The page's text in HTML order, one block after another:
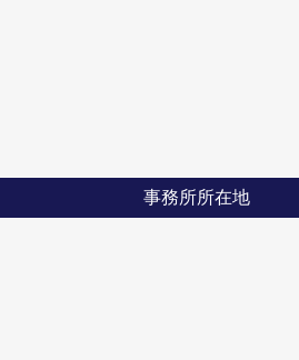
事務所所在地